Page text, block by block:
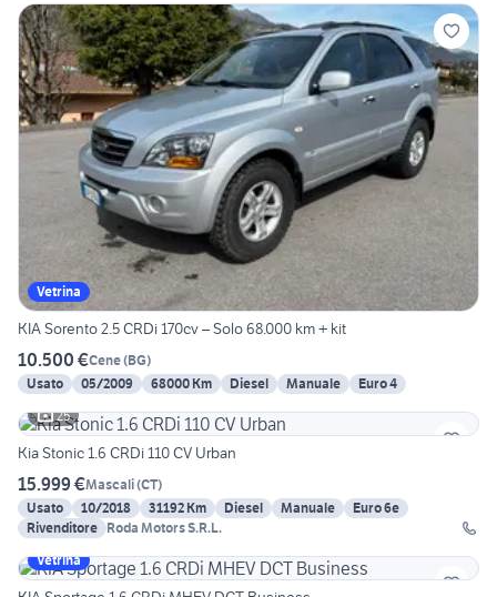
Vetrina
KIA Sorento 2.5 CRDi 170cv – Solo 68.000 km + kit
10.500 €Cene(BG)
Usato
05/2009 68000 Km Diesel Manuale
Euro 4
25
Kia Stonic 1.6 CRDi 110 CV Urban
15.999 €Mascali(CT)
Usato
10/2018 31192 Km Diesel Manuale
Euro 6e
Rivenditore Roda Motors S.R.L.
Vetrina